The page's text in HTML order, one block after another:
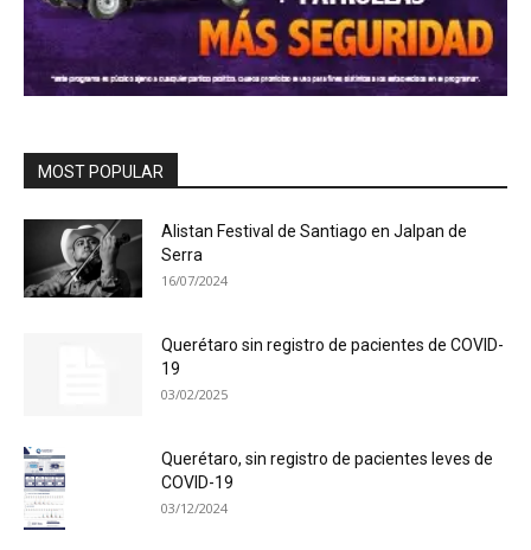
MOST POPULAR
Alistan Festival de Santiago en Jalpan de
Serra
16/07/2024
Querétaro sin registro de pacientes de COVID-
19
03/02/2025
Querétaro, sin registro de pacientes leves de
COVID-19
03/12/2024